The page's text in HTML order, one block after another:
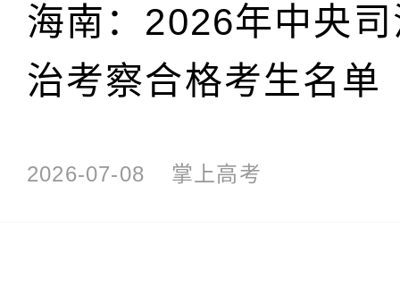
海南：2026年中央
治考察合格考生名单
2026-07-08 掌上高考